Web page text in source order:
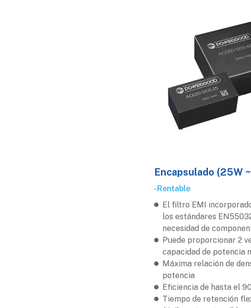
Encapsulado (25W
-Rentable
El filtro EMI
los estándares
necesidad de
Puede proporcionar 2
capacidad de potencia
Máxima relación de
potencia
Eficiencia de hasta el
Tiempo de retención